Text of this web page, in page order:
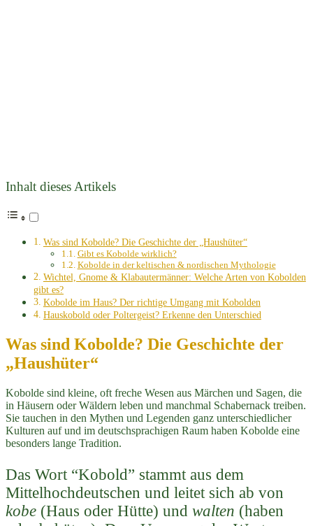
Inhalt dieses Artikels
Was sind Kobolde? Die Geschichte der „Haushüter“
Gibt es Kobolde wirklich?
Kobolde in der keltischen & nordischen Mythologie
Wichtel, Gnome & Klabautermänner: Welche Arten von Kobolden
gibt es?
Kobolde im Haus? Der richtige Umgang mit Kobolden
Hauskobold oder Poltergeist? Erkenne den Unterschied
Was sind Kobolde? Die Geschichte der
„Haushüter“
Kobolde sind kleine, oft freche Wesen aus Märchen und Sagen, die
in Häusern oder Wäldern leben und manchmal Schabernack treiben.
Sie tauchen in den Mythen und Legenden ganz unterschiedlicher
Kulturen auf und im deutschsprachigen Raum haben Kobolde eine
besonders lange Tradition.
Das Wort “Kobold” stammt aus dem
Mittelhochdeutschen und leitet sich ab von
kobe (Haus oder Hütte) und walten (haben